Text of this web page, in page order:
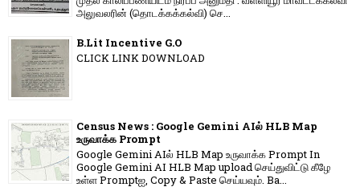
அலுவலரின் (தொடக்கக்கல்வி) செ...
B.Lit Incentive G.O
CLICK LINK DOWNLOAD
Census News : Google Gemini AIல் HLB Map
உருவாக்க Prompt
Google Gemini AIல் HLB Map உருவாக்க Prompt In
Google Gemini AI HLB Map upload செய்துவிட்டு கீழே
உள்ள Promptஐ, Copy & Paste செய்யவும். Ba...